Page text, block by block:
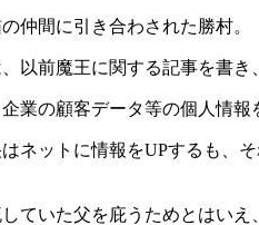
仲間に引き合わされた勝村。
以前魔王に関する記事を書き
業の顧客データ等の個人情報
ネットに情報をUPするも、
ていた父を庇うためとはい